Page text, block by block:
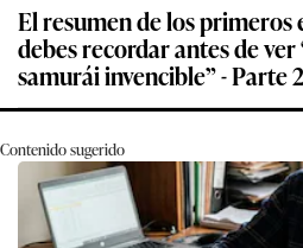
El resumen de los primeros
debes recordar antes de
samurái invencible” - Parte 2
Contenido sugerido